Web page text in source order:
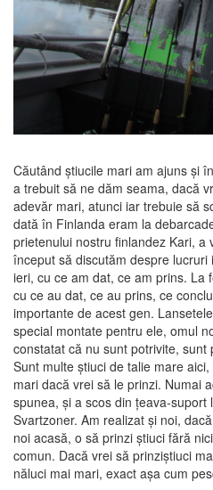
Căutând știucile mari am ajuns și
a trebuit să ne dăm seama, dacă
adevăr mari, atunci iar trebuie să
dată în Finlanda eram la
prietenului nostru finlandez Kari, a
început să discutăm despre
ieri, cu ce am dat, ce am prins. La
cu ce au dat, ce au prins, ce
importante de acest gen.
special montate pentru ele, omul
constatat că nu sunt potrivite,
Sunt multe știuci de talie mare
mari dacă vrei să le prinzi. Numai
spunea, și a scos din țeava-suport
Svartzoner. Am realizat și noi,
noi acasă, o să prinzi știuci fără
comun. Dacă vrei să prinziștiuci
năluci mai mari, exact așa cum